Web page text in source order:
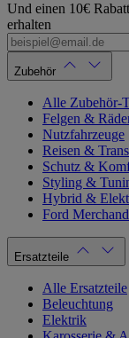
Und einen 10€
erhalten
Zubehör
Alle Zubehör-
Felgen &
Nutzfahrzeuge
Reisen &
Schutz &
Styling &
Hybrid &
Ford
Ersatzteile
Alle Ersatzteile
Beleuchtung
Elektrik